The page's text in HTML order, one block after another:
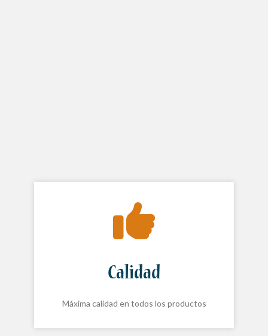
Calidad
Máxima calidad en todos los productos